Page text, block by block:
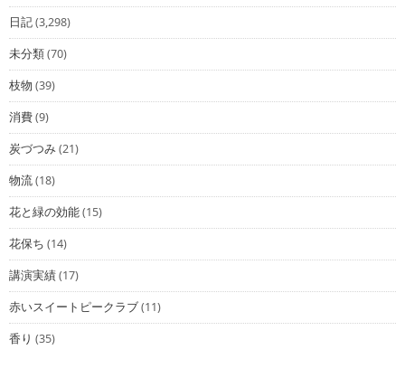
日記(3,298)
未分類(70)
枝物 (39)
消費(9)
炭づつみ(21)
物流(18)
花と緑の効能(15)
花保ち (14)
講演実績(17)
赤いスイートピークラブ(11)
香り (35)